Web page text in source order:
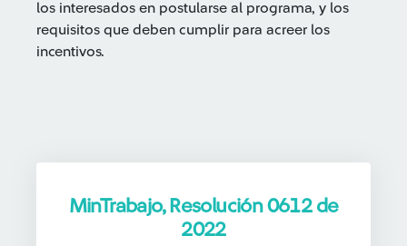
los interesados en postularse al programa, y los
requisitos que deben cumplir para acreer los
incentivos.
MinTrabajo, Resolución 0612 de
2022